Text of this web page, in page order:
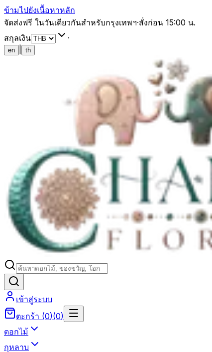
ข้ามไปยังเนื้อหาหลัก
จัดส่งฟรี ในวันเดียวกันสำหรับกรุงเทพฯ·สั่งก่อน 15:00 น.
สกุลเงิน
·
en th
เข้าสู่ระบบ
ตะกร้า (0)(0)
ดอกไม้
กุหลาบ